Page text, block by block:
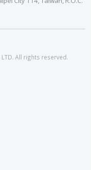
LTD. All rights reserved.